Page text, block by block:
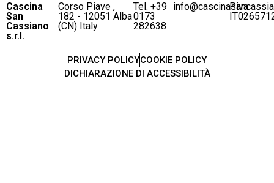
Cascina
San
Cassiano
s.r.l.
Corso Piave ,
182 - 12051 Alba
(CN) Italy
Tel. +39
0173
282638
P.iva
PRIVACY POLICYCOOKIE POLICY
DICHIARAZIONE DI ACCESSIBILITÀ